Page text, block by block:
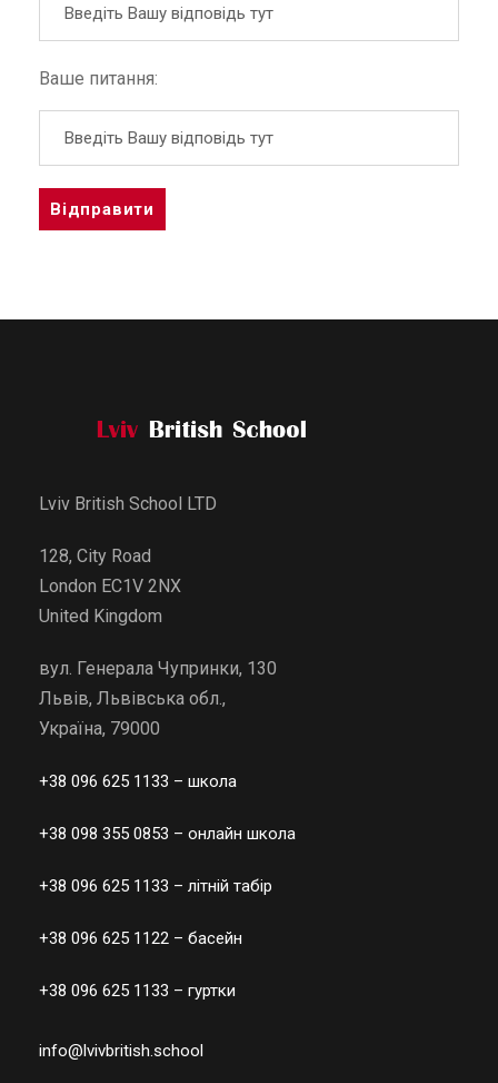
Ваше питання:
i
e
:
Lviv British School LTD
128, City Road
London EC1V 2NX
United Kingdom
вул. Генерала Чупринки, 130
Львів, Львівська обл.,
Україна, 79000
+38 096 625 1133 – школа
+38 098 355 0853 – онлайн школа
+38 096 625 1133 – літній табір
+38 096 625 1122 – басейн
+38 096 625 1133 – гуртки
info@lvivbritish.school